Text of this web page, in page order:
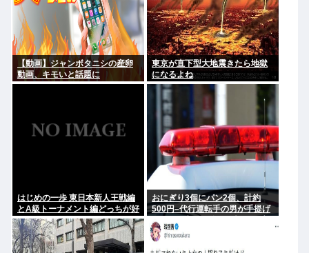
【動画】ジャンボタニシの産卵
動画、キモいと話題に
東京が直下型大地震きたら地獄
になるよね
はじめの一歩 東日本新人王戦編
とA級トーナメント編どっちが好
き？
おにぎり3個にパン2個、計約
500円–代行運転手の男が手提げ
バッグに入れて盗んだ疑いで逮
捕 鹿児島